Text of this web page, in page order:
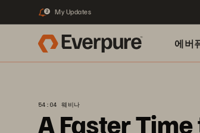
2 My Updates
에버
54:04 웨비나
A Faster